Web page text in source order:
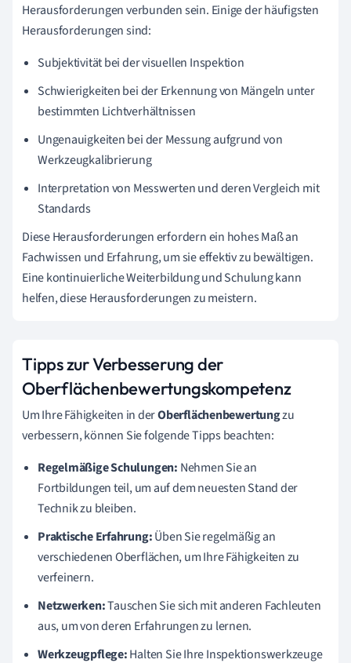
Herausforderungen verbunden sein. Einige der häufigsten
Herausforderungen sind:
Subjektivität bei der visuellen Inspektion
Schwierigkeiten bei der Erkennung von Mängeln unter
bestimmten Lichtverhältnissen
Ungenauigkeiten bei der Messung aufgrund von
Werkzeugkalibrierung
Interpretation von Messwerten und deren Vergleich mit
Standards
Diese Herausforderungen erfordern ein hohes Maß an
Fachwissen und Erfahrung, um sie effektiv zu bewältigen.
Eine kontinuierliche Weiterbildung und Schulung kann
helfen, diese Herausforderungen zu meistern.
Tipps zur Verbesserung der
Oberflächenbewertungskompetenz
Um Ihre Fähigkeiten in derOberflächenbewertungzu
verbessern, können Sie folgende Tipps beachten:
Regelmäßige Schulungen: Nehmen Sie an
Fortbildungen teil, um auf dem neuesten Stand der
Technik zu bleiben.
Praktische Erfahrung:Üben Sie regelmäßig an
verschiedenen Oberflächen, um Ihre Fähigkeiten zu
verfeinern.
Netzwerken:Tauschen Sie sich mit anderen Fachleuten
aus, um von deren Erfahrungen zu lernen.
Werkzeugpflege:Halten Sie Ihre Inspektionswerkzeuge